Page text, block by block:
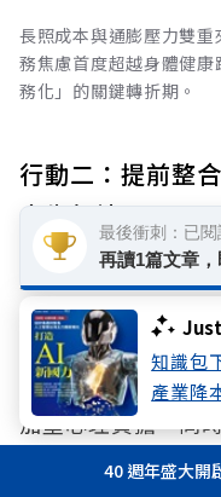
知識包
產業降
長照成本與通膨壓力雙
務焦慮首度超越身體健
務化」的關鍵轉折期。
行動二：提前整
人生韌性
人生風險管理的關
應，而在於風險
現，生理、心理與
康惡化可能增加照
加重心理負擔。同
資訊與支持的人際
40 週年盛大開
最後衝刺：已
再讀1篇文章，